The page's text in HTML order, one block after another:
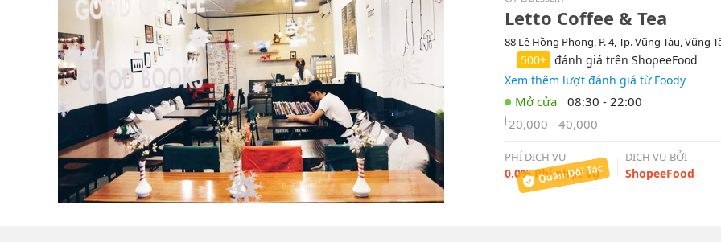
Letto Coffee & Tea
88 Lê Hồng Phong, P. 4, Tp. Vũng Tàu, Vũng
500+ đánh giá trên ShopeeFood
Xem thêm lượt đánh giá từ Foody
08:30 - 22:00
20,000 - 40,000
PHÍ DỊCH VỤ
0.0% Phí phục vụ
DỊCH VỤ BỞI
ShopeeFood